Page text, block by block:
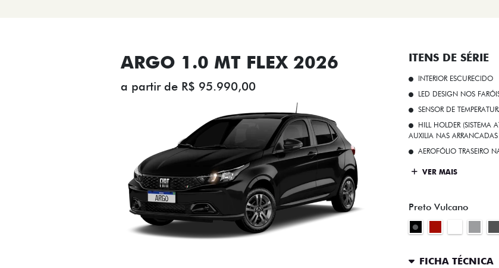
ARGO 1.0 MT FLEX 2026
a partir de R$ 95.990,00
ITENS DE SÉRIE
INTERIOR ESCURECIDO
LED DESIGN NOS
SENSOR DE
HILL HOLDER (SISTEMA
AUXILIA NAS
AEROFÓLIO TRASEIRO
VER MAIS
Preto Vulcano
FICHA TÉCNICA